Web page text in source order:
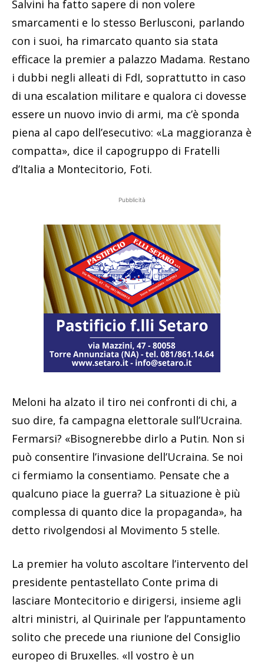
Salvini ha fatto sapere di non volere
smarcamenti e lo stesso Berlusconi, parlando
con i suoi, ha rimarcato quanto sia stata
efficace la premier a palazzo Madama. Restano
i dubbi negli alleati di FdI, soprattutto in caso
di una escalation militare e qualora ci dovesse
essere un nuovo invio di armi, ma c’è sponda
piena al capo dell’esecutivo: «La maggioranza è
compatta», dice il capogruppo di Fratelli
d’Italia a Montecitorio, Foti.
Pubblicità
Meloni ha alzato il tiro nei confronti di chi, a
suo dire, fa campagna elettorale sull’Ucraina.
Fermarsi? «Bisognerebbe dirlo a Putin. Non si
può consentire l’invasione dell’Ucraina. Se noi
ci fermiamo la consentiamo. Pensate che a
qualcuno piace la guerra? La situazione è più
complessa di quanto dice la propaganda», ha
detto rivolgendosi al Movimento 5 stelle.
La premier ha voluto ascoltare l’intervento del
presidente pentastellato Conte prima di
lasciare Montecitorio e dirigersi, insieme agli
altri ministri, al Quirinale per l’appuntamento
solito che precede una riunione del Consiglio
europeo di Bruxelles. «Il vostro è un